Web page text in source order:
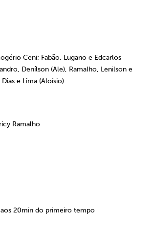
Ceni; Fabão, Lugano e Edcarlos
Denílson (Ale), Ramalho, Lenilson e
e Lima (Aloísio).
Ramalho
20min do primeiro tempo